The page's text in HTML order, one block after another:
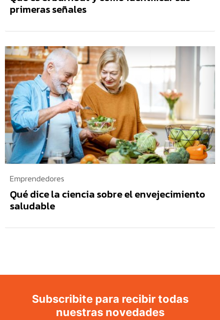
primeras señales
Emprendedores
Qué dice la ciencia sobre el envejecimiento
saludable
Subscribite para recibir todas
nuestras novedades